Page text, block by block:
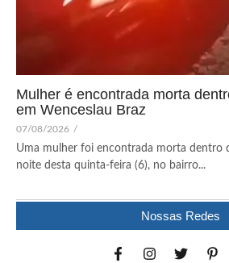
Mulher é encontrada morta
em Wenceslau Braz
07/08/2026 /
Uma mulher foi encontrada morta dentro
noite desta quinta-feira (6), no bairro...
Nossas Redes